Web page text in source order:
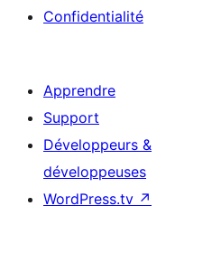
Confidentialité
Apprendre
Support
Développeurs &
développeuses
WordPress.tv ↗